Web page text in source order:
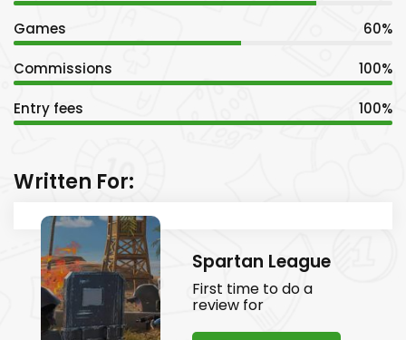
Games 60%
Commissions 100%
Entry fees 100%
Written For:
Spartan League
First time to do a
review for